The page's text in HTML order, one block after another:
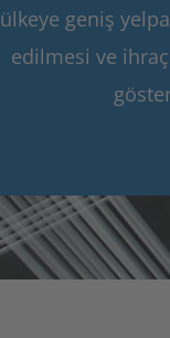
ülkeye geniş
edilmesi ve